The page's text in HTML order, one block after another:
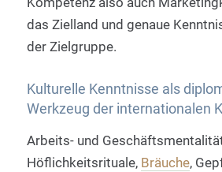
das Zielland und genaue
der Zielgruppe.
Kulturelle Kenntnisse als
Werkzeug der internationalen
Arbeits- und
Höflichkeitsrituale, Bräuche,